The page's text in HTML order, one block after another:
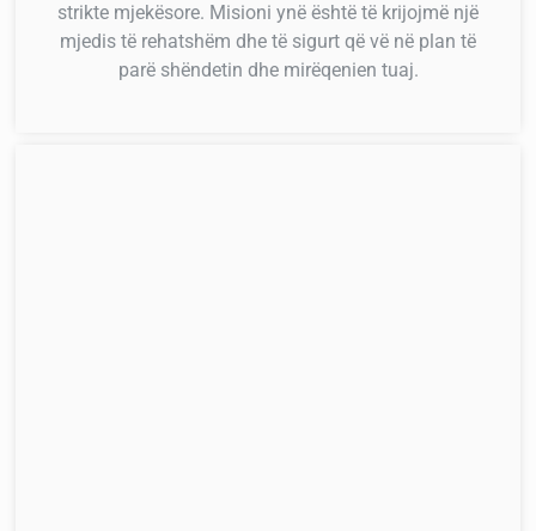
strikte mjekësore. Misioni ynë është të krijojmë një
mjedis të rehatshëm dhe të sigurt që vë në plan të
parë shëndetin dhe mirëqenien tuaj.